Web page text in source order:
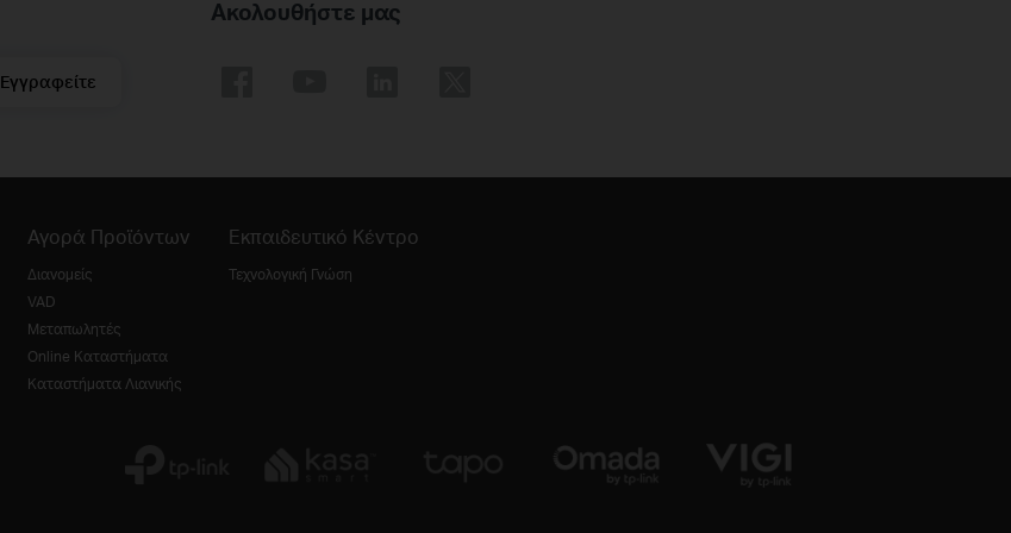
Εγγραφείτε
Ακολουθήστε μας
Αγορά Προϊόντων
Διανομείς
VAD
Μεταπωλητές
Online Καταστήματα
Καταστήματα Λιανικής
Εκπαιδευτικό Κέντρο
Τεχνολογική Γνώση